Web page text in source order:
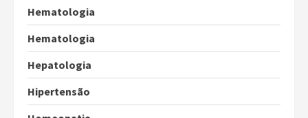
Hematologia
Hematologia
Hepatologia
Hipertensão